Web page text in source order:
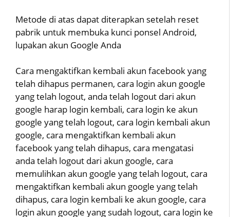
Metode di atas dapat diterapkan setelah reset
pabrik untuk membuka kunci ponsel Android,
lupakan akun Google Anda
Cara mengaktifkan kembali akun facebook yang
telah dihapus permanen, cara login akun google
yang telah logout, anda telah logout dari akun
google harap login kembali, cara login ke akun
google yang telah logout, cara login kembali akun
google, cara mengaktifkan kembali akun
facebook yang telah dihapus, cara mengatasi
anda telah logout dari akun google, cara
memulihkan akun google yang telah logout, cara
mengaktifkan kembali akun google yang telah
dihapus, cara login kembali ke akun google, cara
login akun google yang sudah logout, cara login ke